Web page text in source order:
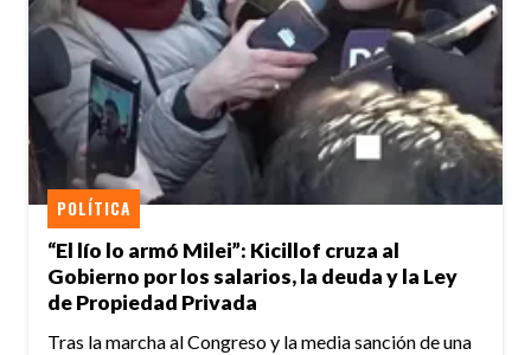
“El lío lo armó Milei”: Kicillof cruza al
Gobierno por los salarios, la deuda y la Ley
de Propiedad Privada
POLÍTICA
Tras la marcha al Congreso y la media sanción de una